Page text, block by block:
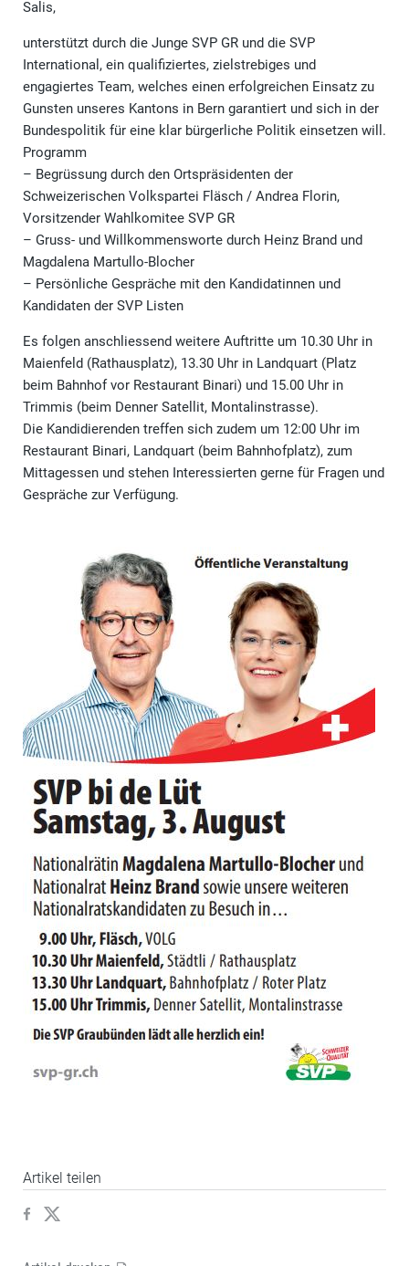
Salis,
unterstützt durch die Junge SVP GR und die SVP
International, ein qualifiziertes, zielstrebiges und
engagiertes Team, welches einen erfolgreichen Einsatz zu
Gunsten unseres Kantons in Bern garantiert und sich in der
Bundespolitik für eine klar bürgerliche Politik einsetzen will.
Programm
– Begrüssung durch den Ortspräsidenten der
Schweizerischen Volkspartei Fläsch / Andrea Florin,
Vorsitzender Wahlkomitee SVP GR
– Gruss- und Willkommensworte durch Heinz Brand und
Magdalena Martullo-Blocher
– Persönliche Gespräche mit den Kandidatinnen und
Kandidaten der SVP Listen
Es folgen anschliessend weitere Auftritte um 10.30 Uhr in
Maienfeld (Rathausplatz), 13.30 Uhr in Landquart (Platz
beim Bahnhof vor Restaurant Binari) und 15.00 Uhr in
Trimmis (beim Denner Satellit, Montalinstrasse).
Die Kandidierenden treffen sich zudem um 12:00 Uhr im
Restaurant Binari, Landquart (beim Bahnhofplatz), zum
Mittagessen und stehen Interessierten gerne für Fragen und
Gespräche zur Verfügung.
Artikel teilen